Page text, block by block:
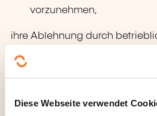
Diese Webseite verwendet
vorzunehmen,
ihre Ablehnung durch
oder das Vorliegen
rationellen